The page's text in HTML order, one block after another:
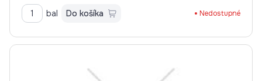
bal Do košíka Nedostupné